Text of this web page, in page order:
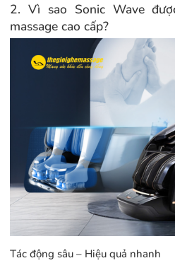
2. Vì sao Sonic Wave
massage cao cấp?
Tác động sâu – Hiệu quả nhanh